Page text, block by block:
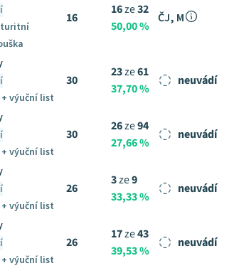
16
16ze32
50,00 %
ČJ, M
+ výuční list
30
23ze61
37,70 %
neuvádí
+ výuční list
30
26ze94
27,66 %
neuvádí
+ výuční list
26
3ze9
33,33 %
neuvádí
+ výuční list
26
17ze43
39,53 %
neuvádí